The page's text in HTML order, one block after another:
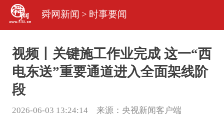
舜网新闻 > 时事要闻
视频丨关键施工作业完成 这一“西
电东送”重要通道进入全面架线阶
段
2026-06-03 13:24:14 来源： 央视新闻客户端